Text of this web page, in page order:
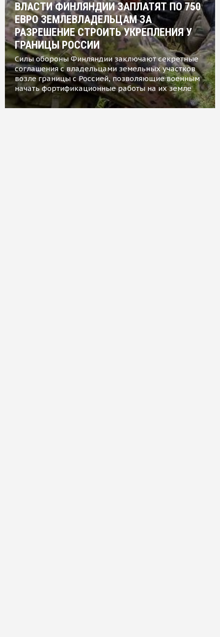
ВЛАСТИ ФИНЛЯНДИИ ЗАПЛАТЯТ ПО 750
ЕВРО ЗЕМЛЕВЛАДЕЛЬЦАМ ЗА
РАЗРЕШЕНИЕ СТРОИТЬ УКРЕПЛЕНИЯ У
ГРАНИЦЫ РОССИИ
Силы обороны Финляндии заключают секретные
соглашения с владельцами земельных участков
возле границы с Россией, позволяющие военным
начать фортификационные работы на их земле